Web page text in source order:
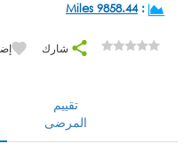
:
9858.44 Miles
شارك
تقييم
المرضى